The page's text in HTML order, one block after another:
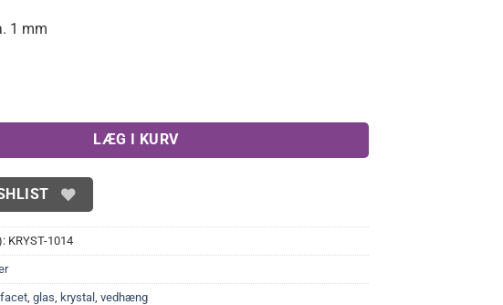
1 mm
4 stk. antal
LÆG I KURV
KRYST-1014
facet, glas, krystal , vedhæng